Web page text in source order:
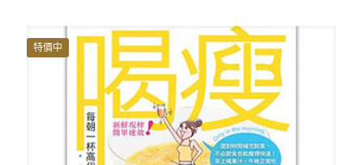
NT$ 300。
格：
NT$ 237。
特價中